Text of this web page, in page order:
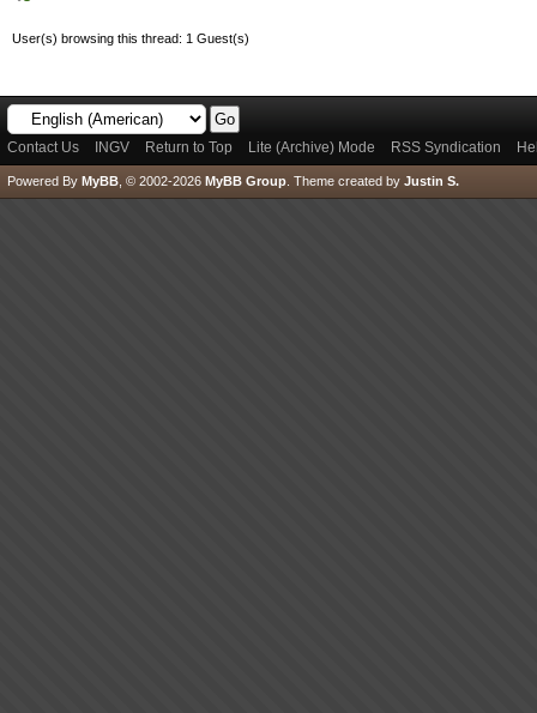
User(s) browsing this thread: 1 Guest(s)
Contact Us INGV Return to Top Lite (Archive) Mode RSS Syndication
Powered By MyBB , © 2002-2026 MyBB Group Theme created by Justin S.